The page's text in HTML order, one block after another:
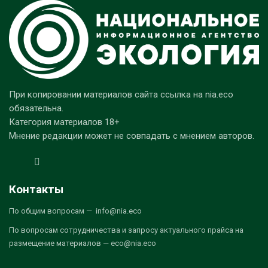
При копировании материалов сайта ссылка на nia.eco
обязательна.
Категория материалов 18+
Мнение редакции может не совпадать с мнением авторов.
Контакты
По общим вопросам — info@nia.eco
По вопросам сотрудничества и запросу актуального прайса на
размещение материалов — eco@nia.eco